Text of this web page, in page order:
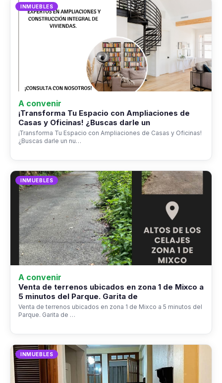
INMUEBLES
A convenir
¡Transforma Tu Espacio con Ampliaciones de
Casas y Oficinas! ¿Buscas darle un
¡Transforma Tu Espacio con Ampliaciones de Casas y Oficinas!
¿Buscas darle un nu…
INMUEBLES
A convenir
Venta de terrenos ubicados en zona 1 de Mixco a
5 minutos del Parque. Garita de
Venta de terrenos ubicados en zona 1 de Mixco a 5 minutos del
Parque. Garita de …
INMUEBLES